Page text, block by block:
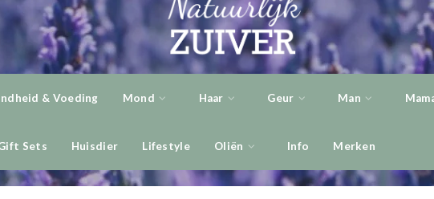
& Voeding Mond Haar Geur Man
Sets Huisdier Lifestyle Oliën Info Merken